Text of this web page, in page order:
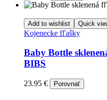
Add to wishlist Quick
Kojenecke fľašky
Baby Bottle
BIBS
23.95 € Porovnať